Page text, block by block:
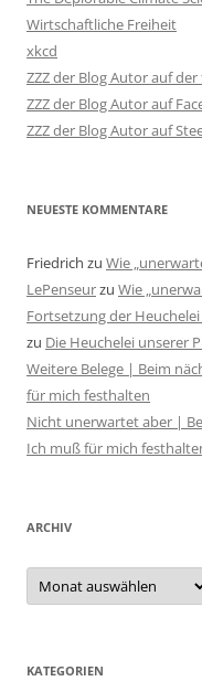
Wirtschaftliche Freiheit
xkcd
ZZZ der Blog Autor auf
ZZZ der Blog Autor auf
ZZZ der Blog Autor auf
NEUESTE KOMMENTARE
Friedrich zu Wie
LePenseurzu Wie
Fortsetzung der
zu Die Heuchelei unserer
Weitere Belege | Beim
für mich festhalten
Nicht unerwartet aber |
Ich muß für mich
ARCHIV
Archiv
KATEGORIEN